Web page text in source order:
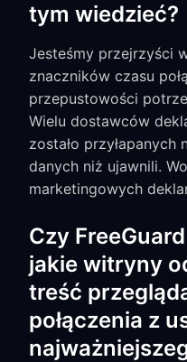
tym wiedzieć?
Jesteśmy przejrzyści
znaczników czasu
przepustowości
Wielu dostawców
zostało
danych niż ujawnili.
marketingowych
Czy
jakie witryny
treść
połączenia z